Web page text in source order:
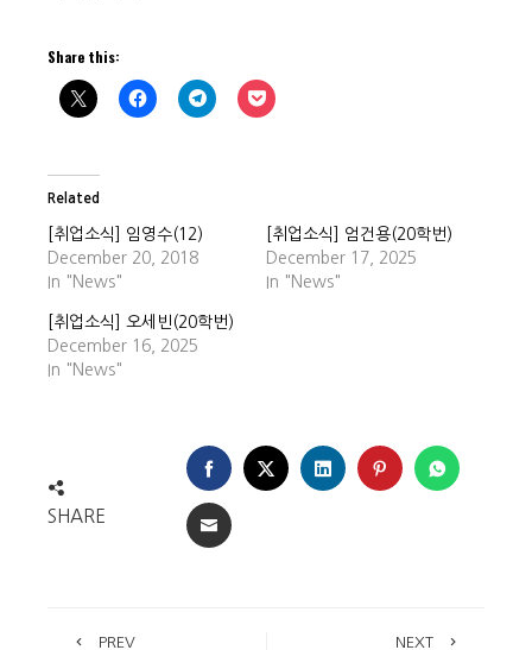
Share this:
Related
[취업소식] 임영수(12)
December 20, 2018
In "News"
[취업소식] 엄건용(20학번)
December 17, 2025
In "News"
[취업소식] 오세빈(20학번)
December 16, 2025
In "News"
SHARE
FACEBOOKTWITTERLINKEDINPINTEREST
EMAIL
PREV NEXT